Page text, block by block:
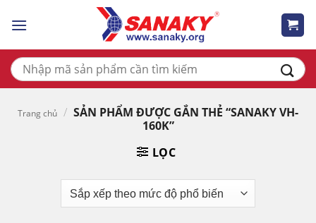
Tìm
kiếm:
Trang chủ / SẢN PHẨM ĐƯỢC GẮN THẺ “SANAKY VH-
160K”
LỌC